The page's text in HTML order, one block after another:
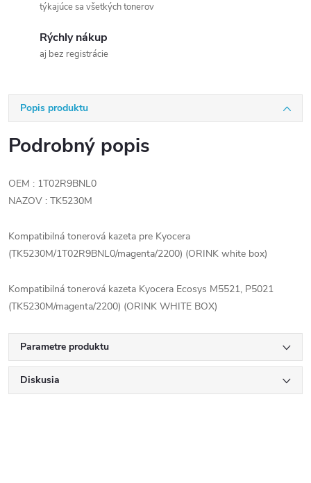
týkajúce sa všetkých tonerov
Rýchly nákup
aj bez registrácie
Popis produktu
Podrobný popis
OEM : 1T02R9BNL0
NAZOV : TK5230M
Kompatibilná tonerová kazeta pre Kyocera
(TK5230M/1T02R9BNL0/magenta/2200) (ORINK white box)
Kompatibilná tonerová kazeta Kyocera Ecosys M5521, P5021
(TK5230M/magenta/2200) (ORINK WHITE BOX)
Parametre produktu
Diskusia